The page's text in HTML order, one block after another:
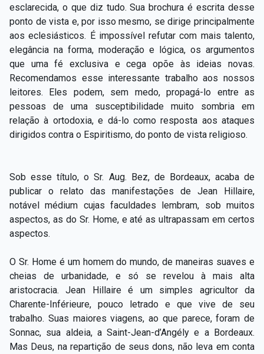
esclarecida, o que diz tudo. Sua brochura é escrita desse
ponto de vista e, por isso mesmo, se dirige principalmente
aos eclesiásticos. É impossível refutar com mais talento,
elegância na forma, moderação e lógica, os argumentos
que uma fé exclusiva e cega opõe às ideias novas.
Recomendamos esse interessante trabalho aos nossos
leitores. Eles podem, sem medo, propagá-lo entre as
pessoas de uma susceptibilidade muito sombria em
relação à ortodoxia, e dá-lo como resposta aos ataques
dirigidos contra o Espiritismo, do ponto de vista religioso.
Sob esse título, o Sr. Aug. Bez, de Bordeaux, acaba de
publicar o relato das manifestações de Jean Hillaire,
notável médium cujas faculdades lembram, sob muitos
aspectos, as do Sr. Home, e até as ultrapassam em certos
aspectos.
O Sr. Home é um homem do mundo, de maneiras suaves e
cheias de urbanidade, e só se revelou à mais alta
aristocracia. Jean Hillaire é um simples agricultor da
Charente-Inférieure, pouco letrado e que vive de seu
trabalho. Suas maiores viagens, ao que parece, foram de
Sonnac, sua aldeia, a Saint-Jean-d’Angély e a Bordeaux.
Mas Deus, na repartição de seus dons, não leva em conta